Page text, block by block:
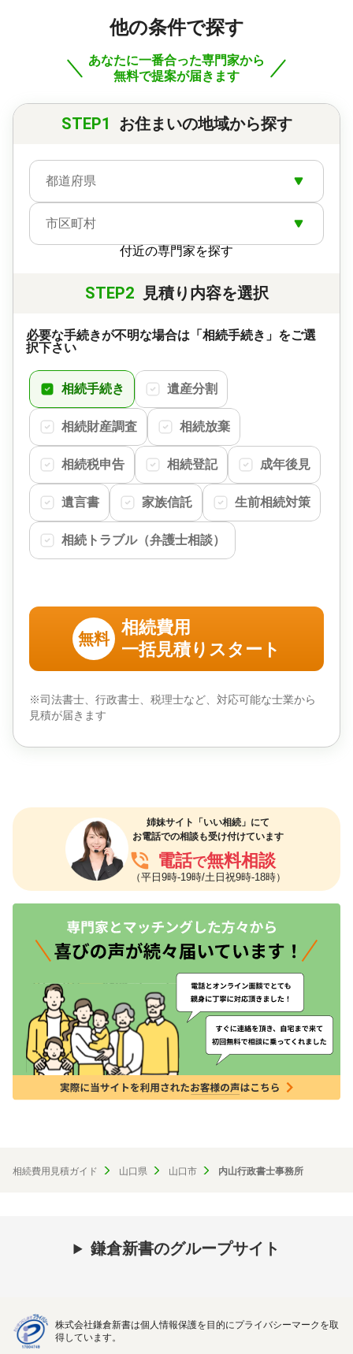
他の条件で探す
あなたに一番合った専門家から
無料で提案が届きます
STEP1 お住まいの地域から探す
都道府県
市区町村
付近の専門家を探す
STEP2 見積り内容を選択
必要な手続きが不明な場合は「相続手続き」をご選
択下さい
相続手続き 遺産分割
相続財産調査 相続放棄
相続税申告 相続登記 成年後見
遺言書 家族信託 生前相続対策
相続トラブル（弁護士相談）
無料
相続費用
一括見積りスタート
※司法書士、行政書士、税理士など、対応可能な士業から
見積が届きます
姉妹サイト「いい相続」にて
お電話での相談も受け付けています
phone_in_talk 電話で無料相談
（平日9時-19時/土日祝9時-18時）
相続費用見積ガイド 山口県 山口市 内山行政書士事務所
鎌倉新書のグループサイト
株式会社鎌倉新書は個人情報保護を目的にプライバシーマークを取
得しています。